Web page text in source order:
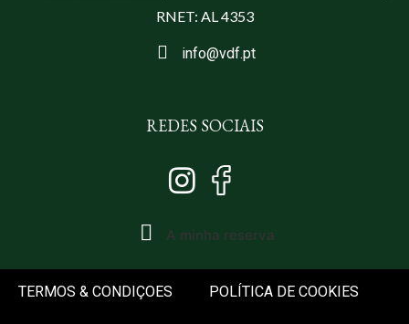
RNET: AL 4353
info@vdf.pt
REDES SOCIAIS
A minha reserva
TERMOS & CONDIÇOES POLÍTICA DE COOKIES